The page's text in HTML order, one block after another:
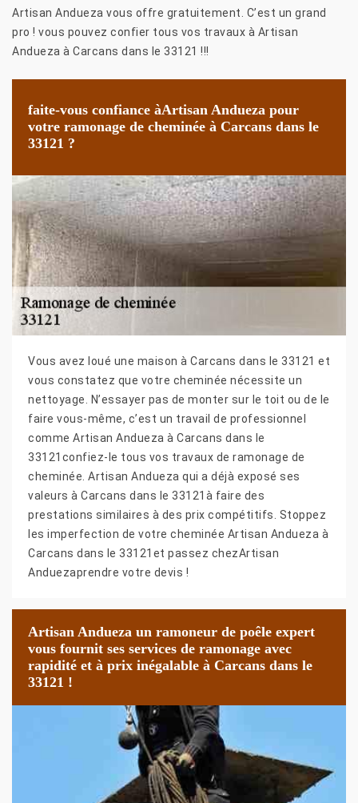
Artisan Andueza vous offre gratuitement. C’est un grand
pro ! vous pouvez confier tous vos travaux à Artisan
Andueza à Carcans dans le 33121 !!!
faite-vous confiance àArtisan Andueza pour
votre ramonage de cheminée à Carcans dans le
33121 ?
Vous avez loué une maison à Carcans dans le 33121 et
vous constatez que votre cheminée nécessite un
nettoyage. N’essayer pas de monter sur le toit ou de le
faire vous-même, c’est un travail de professionnel
comme Artisan Andueza à Carcans dans le
33121confiez-le tous vos travaux de ramonage de
cheminée. Artisan Andueza qui a déjà exposé ses
valeurs à Carcans dans le 33121à faire des
prestations similaires à des prix compétitifs. Stoppez
les imperfection de votre cheminée Artisan Andueza à
Carcans dans le 33121et passez chezArtisan
Anduezaprendre votre devis !
Artisan Andueza un ramoneur de poêle expert
vous fournit ses services de ramonage avec
rapidité et à prix inégalable à Carcans dans le
33121 !